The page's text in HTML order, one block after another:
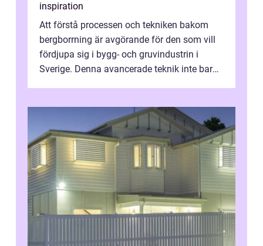
inspiration
Att förstå processen och tekniken bakom
bergborrning är avgörande för den som vill
fördjupa sig i bygg- och gruvindustrin i
Sverige. Denna avancerade teknik inte bara